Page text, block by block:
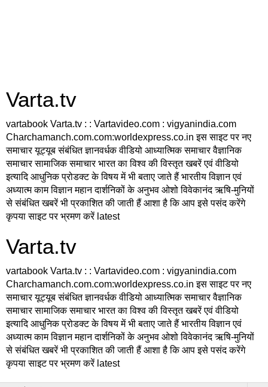
Varta.tv
vartabook Varta.tv : : Vartavideo.com : vigyanindia.com
Charchamanch.com.com:worldexpress.co.in इस साइट पर नए
समाचार यूट्यूब संबंधित ज्ञानवर्धक वीडियो आध्यात्मिक समाचार वैज्ञानिक
समाचार सामाजिक समाचार भारत का विश्व की विस्तृत खबरें एवं वीडियो
इत्यादि आधुनिक प्रोडक्ट के विषय में भी बताए जाते हैं भारतीय विज्ञान एवं
अध्यात्म काम विज्ञान महान दार्शनिकों के अनुभव ओशो विवेकानंद ऋषि-मुनियों
से संबंधित खबरें भी प्रकाशित की जाती हैं आशा है कि आप इसे पसंद करेंगे
कृपया साइट पर भ्रमण करें latest
Varta.tv
vartabook Varta.tv : : Vartavideo.com : vigyanindia.com
Charchamanch.com.com:worldexpress.co.in इस साइट पर नए
समाचार यूट्यूब संबंधित ज्ञानवर्धक वीडियो आध्यात्मिक समाचार वैज्ञानिक
समाचार सामाजिक समाचार भारत का विश्व की विस्तृत खबरें एवं वीडियो
इत्यादि आधुनिक प्रोडक्ट के विषय में भी बताए जाते हैं भारतीय विज्ञान एवं
अध्यात्म काम विज्ञान महान दार्शनिकों के अनुभव ओशो विवेकानंद ऋषि-मुनियों
से संबंधित खबरें भी प्रकाशित की जाती हैं आशा है कि आप इसे पसंद करेंगे
कृपया साइट पर भ्रमण करें latest